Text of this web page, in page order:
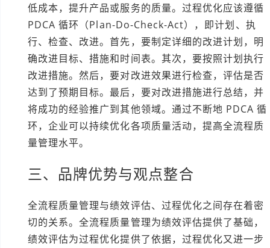
低成本，提升产品或服务的质量。过程优化应该遵循
PDCA 循环（Plan-Do-Check-Act），即计划、执
行、检查、改进。首先，要制定详细的改进计划，明
确改进目标、措施和时间表。其次，要按照计划执行
改进措施。然后，要对改进效果进行检查，评估是否
达到了预期目标。最后，要对改进措施进行总结，并
将成功的经验推广到其他领域。通过不断地 PDCA 循
环，企业可以持续优化各项质量活动，提高全流程质
量管理水平。
三、品牌优势与观点整合
全流程质量管理与绩效评估、过程优化之间存在着密
切的关系。全流程质量管理为绩效评估提供了基础，
绩效评估为过程优化提供了依据，过程优化又进一步